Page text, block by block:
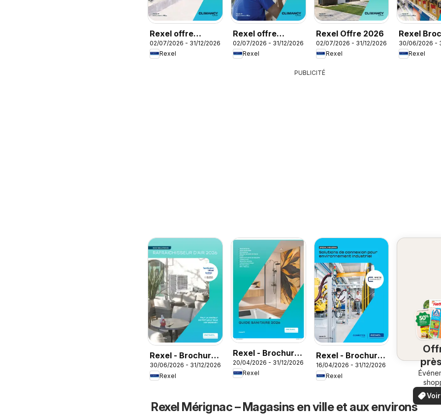
Rexel offre
tertiaire
02/07/2026 - 31/12/2026
Rexel
Rexel offre
ventilation
02/07/2026 - 31/12/2026
Rexel
Rexel Offre 2026
02/07/2026 - 31/12/2026
Rexel
Rexel
30/06/2026 -
Rexel
PUBLICITÉ
Rexel - Brochure
rafraichisseur
d'air
30/06/2026 - 31/12/2026
Rexel
Rexel - Brochure
Sanitaire
20/04/2026 - 31/12/2026
Rexel
Rexel - Brochure
spécial industrie
16/04/2026 - 31/12/2026
Rexel
chez
Rexel Mérignac – Magasins en ville et aux environs